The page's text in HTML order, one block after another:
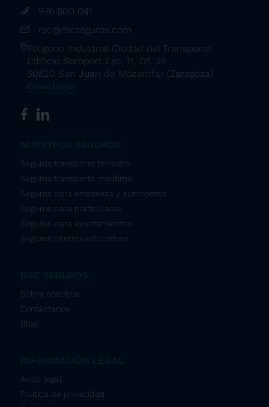
976 600 041
rsc@rscseguros.com
Polígono Industrial Ciudad del Transporte
Edificio Somport Esc. 1ª, Of. 34
50820 San Juan de Mozarrifar (Zaragoza)
Cómo llegar
NUESTROS SEGUROS
Seguros transporte terrestre
Seguros transporte marítimo
Seguros para empresas y autónomos
Seguros para particulares
Seguros para ayuntamientos
Seguros centros educativos
RSC SEGUROS
Sobre nosotros
Contáctanos
Blog
INFORMACIÓN LEGAL
Aviso legal
Política de privacidad